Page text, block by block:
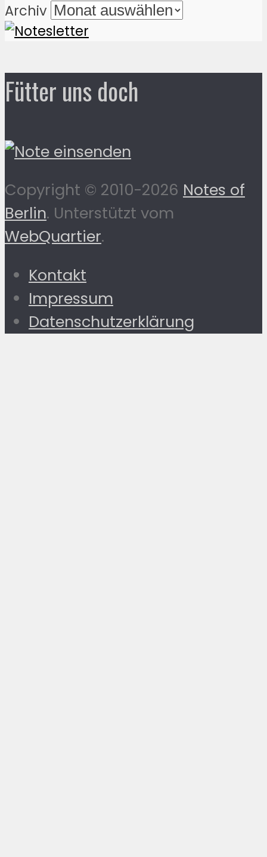
Archiv
Fütter uns doch
Copyright © 2010-2026 Notes of
Berlin. Unterstützt vom
WebQuartier.
Kontakt
Impressum
Datenschutzerklärung